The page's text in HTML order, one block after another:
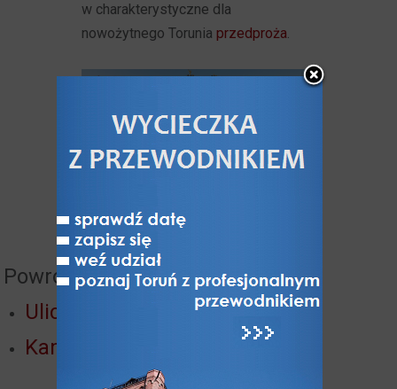
w charakterystyczne dla
nowożytnego Torunia przedproża.
Powrót do:
Ulica Żeglarska
Kamienice nieistniejące